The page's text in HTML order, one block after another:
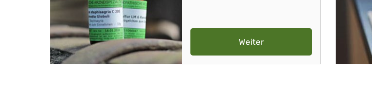
Weiter